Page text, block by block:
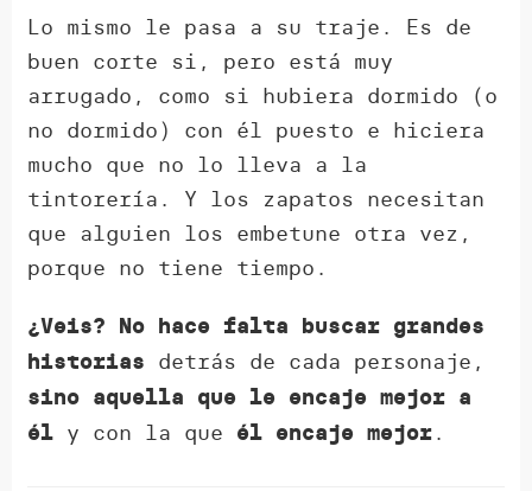
Lo mismo le pasa a su traje. Es de
buen corte si, pero está muy
arrugado, como si hubiera dormido (o
no dormido) con él puesto e hiciera
mucho que no lo lleva a la
tintorería. Y los zapatos necesitan
que alguien los embetune otra vez,
porque no tiene tiempo.
¿Veis? No hace falta buscar grandes
historias detrás de cada personaje,
sino aquella que le encaje mejor a
él y con la que él encaje mejor.